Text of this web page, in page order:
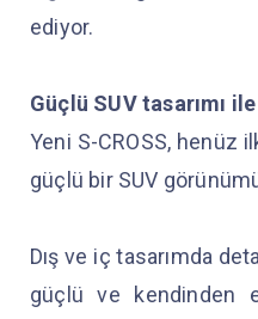
ediyor.
Güçlü SUV tasarımı
Yeni S-CROSS, henüz
güçlü bir SUV
Dış ve iç tasarımda
güçlü ve kendinden